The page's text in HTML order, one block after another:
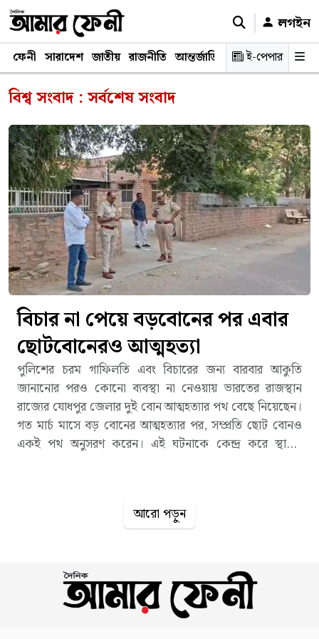
লগইন
ফেনী সারাদেশ জাতীয় রাজনীতি আন্তর্জাতিক অর্থনীতি
ই-পেপার
বিশ্ব সংবাদ : সর্বশেষ সংবাদ
বিচার না পেয়ে বড়বোনের পর এবার
ছোটবোনেরও আত্মহত্যা
পুলিশের চরম গাফিলতি এবং বিচারের জন্য বারবার আকুতি
জানানোর পরও কোনো ব্যবস্থা না নেওয়ায় ভারতের রাজস্থান
রাজ্যের যোধপুর জেলার দুই বোন আত্মহত্যার পথ বেছে নিয়েছেন।
গত মার্চ মাসে বড় বোনের আত্মহত্যার পর, সম্প্রতি ছোট বোনও
একই পথ অনুসরণ করেন। এই ঘটনাকে কেন্দ্র করে স্থানীয়
অপারেটর মহিপাল ভুক্তভোগী বড় বোনের কিছু আপত্তিকর ভিডিও
দলবদ্ধভাবে ধর্ষণ করে। নির্যাতন সহ্য করতে না পেরে গত ২০ মার্চ
বড় বোন আত্মহত্যা করেন। এরপর ১১ এপ্রিল ছোট বোন বাদী হয়ে
মহিপাল, শিবরাজ, গোপাল, ভিজারাম, দিনেশ, মনোজ এবং
আরো পড়ুন